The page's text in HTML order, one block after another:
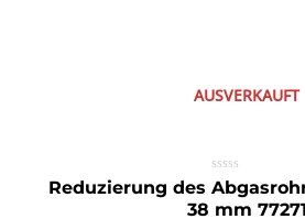
AUSVERKAUFT
Bewertet
mit
0
Reduzierung des
38 mm 77271